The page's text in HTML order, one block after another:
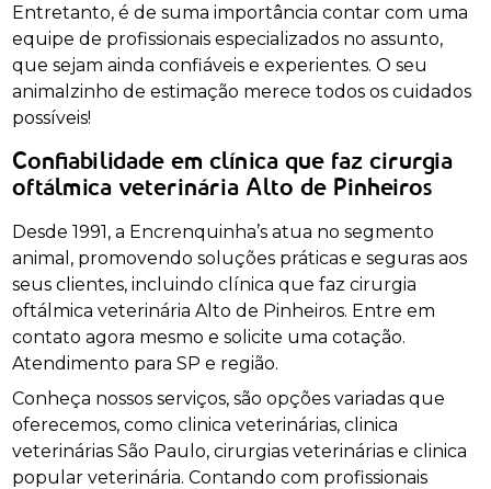
Entretanto, é de suma importância contar com uma
equipe de profissionais especializados no assunto,
que sejam ainda confiáveis e experientes. O seu
animalzinho de estimação merece todos os cuidados
possíveis!
Confiabilidade em clínica que faz cirurgia
oftálmica veterinária Alto de Pinheiros
Desde 1991, a Encrenquinha’s atua no segmento
animal, promovendo soluções práticas e seguras aos
seus clientes, incluindo clínica que faz cirurgia
oftálmica veterinária Alto de Pinheiros. Entre em
contato agora mesmo e solicite uma cotação.
Atendimento para SP e região.
Conheça nossos serviços, são opções variadas que
oferecemos, como clinica veterinárias, clinica
veterinárias São Paulo, cirurgias veterinárias e clinica
popular veterinária. Contando com profissionais